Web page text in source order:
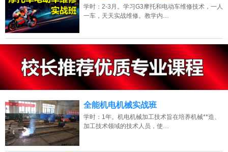
学时：2-3月。学习G3摩托和电动车维修技术，一人
一车，天天实战维修。教学内…
点击免费咨询电话：13807313137
全能机电机械实战班
学时：1年。机电机械加工技术旨在培养机械**造、
加工技术领域的技术人员，使…